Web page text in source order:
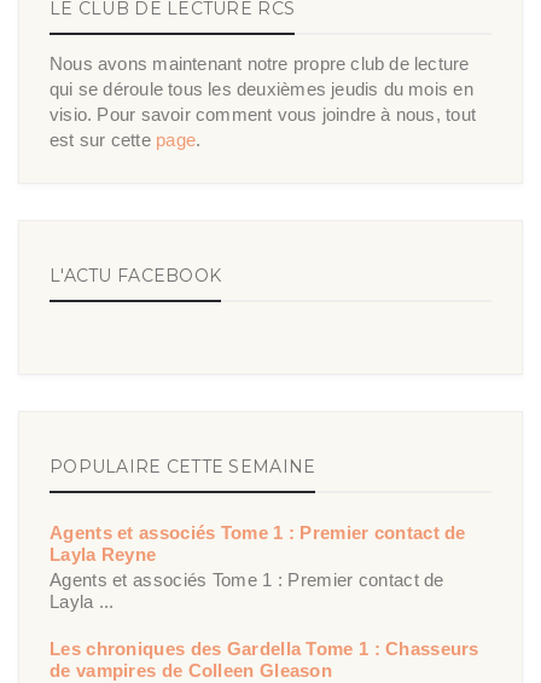
LE CLUB DE LECTURE RCS
Nous avons maintenant notre propre club de lecture
qui se déroule tous les deuxièmes jeudis du mois en
visio. Pour savoir comment vous joindre à nous, tout
est sur cette page.
L'ACTU FACEBOOK
POPULAIRE CETTE SEMAINE
Agents et associés Tome 1 : Premier contact de
Layla Reyne
Agents et associés Tome 1 : Premier contact de
Layla ...
Les chroniques des Gardella Tome 1 : Chasseurs
de vampires de Colleen Gleason